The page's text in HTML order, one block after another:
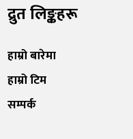
द्रुत लिङ्कहरू
हाम्रो बारेमा
हाम्रो टिम
सम्पर्क